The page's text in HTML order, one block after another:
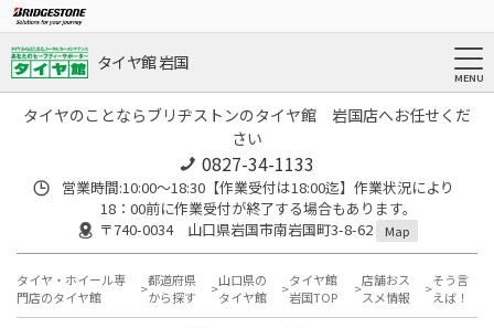
タイヤ館 岩国
タイヤのことならブリヂストンのタイヤ館 岩国店へお任せくだ
さい
0827-34-1133
営業時間:10:00〜18:30【作業受付は18:00迄】作業状況により
18：00前に作業受付が終了する場合もあります。
〒740-0034 山口県岩国市南岩国町3-8-62
Map
タイヤ・ホイール専
門店のタイヤ館
都道府県
から探す
山口県の
タイヤ館
タイヤ館
岩国TOP
店舗おス
スメ情報
そう言
えば！